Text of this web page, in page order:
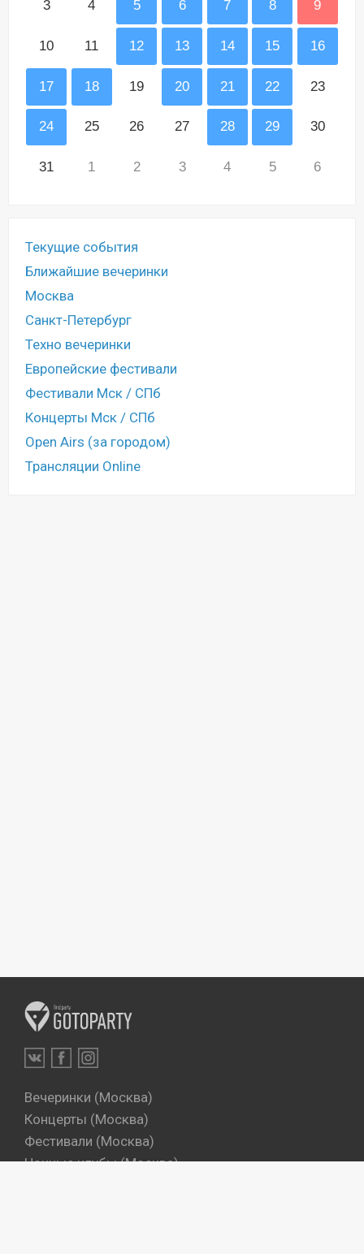
3 4 5 6 7 8 9
10 11 12 13 14 15 16
17 18 19 20 21 22 23
24 25 26 27 28 29 30
31 1 2 3 4 5 6
Текущие события
Ближайшие вечеринки
Москва
Санкт-Петербург
Техно вечеринки
Европейские фестивали
Фестивали Мск / СПб
Концерты Мск / СПб
Open Airs (за городом)
Трансляции Online
Вечеринки (Москва)
Концерты (Москва)
Фестивали (Москва)
Ночные клубы (Москва)